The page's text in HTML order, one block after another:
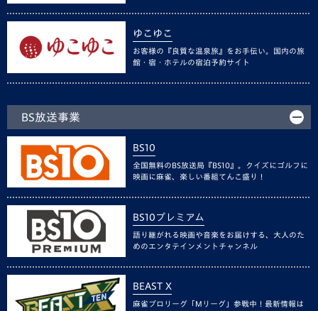
ゆこゆこ
お客様の『良質な温泉旅』をお手伝い。国内の旅
館・宿・ホテルの宿泊予約サイト
BS放送事業
BS10
全国無料のBS放送局『BS10』。クイズにゴルフに
映画に麻雀、楽しい番組てんこ盛り！
BS10プレミアム
語り継がれる映画や音楽をお届けする、大人のた
めのエンタテインメントチャンネル
BEAST X
麻雀プロリーグ「Mリーグ」参戦中！最新情報は